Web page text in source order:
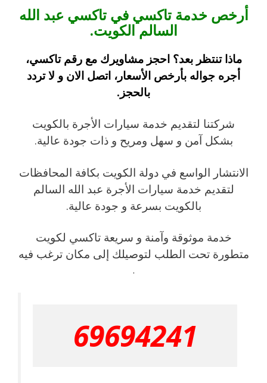
أرخص خدمة تاكسي في تاكسي عبد الله
السالم الكويت.
ماذا تنتظر بعد؟ احجز مشاويرك مع رقم تاكسي،
أجره جواله بأرخص الأسعار، اتصل الان و لا تردد
بالحجز.
شركتنا لتقديم خدمة سيارات الأجرة بالكويت
بشكل آمن و سهل ومريح و ذات جودة عالية.
الانتشار الواسع في دولة الكويت بكافة المحافظات
لتقديم خدمة سيارات الأجرة عبد الله السالم
بالكويت بسرعة و جودة عالية.
خدمة موثوقة وآمنة و سريعة تاكسي لكويت
متطورة تحت الطلب لتوصيلك إلى مكان ترغب فيه
.
69694241